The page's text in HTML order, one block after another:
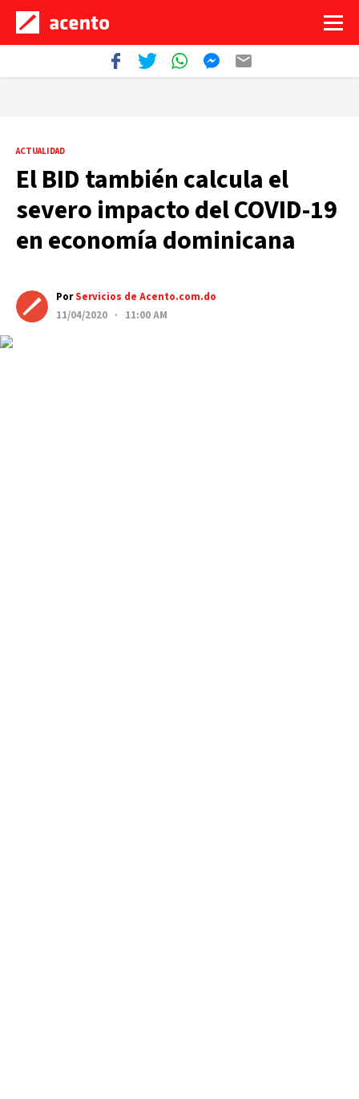
ACTUALIDAD
El BID también calcula el
severo impacto del COVID-19
en economía dominicana
PorServicios de Acento.com.do
11/04/2020 · 11:00 AM